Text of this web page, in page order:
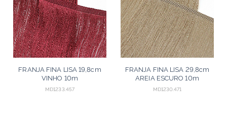
FRANJA FINA LISA 19,8cm
VINHO 10m
MD1233.457
FRANJA FINA LISA 29,8cm
AREIA ESCURO 10m
MD1230.471